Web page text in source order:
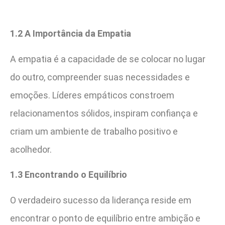
1.2 A Importância da Empatia
A empatia é a capacidade de se colocar no lugar
do outro, compreender suas necessidades e
emoções. Líderes empáticos constroem
relacionamentos sólidos, inspiram confiança e
criam um ambiente de trabalho positivo e
acolhedor.
1.3 Encontrando o Equilíbrio
O verdadeiro sucesso da liderança reside em
encontrar o ponto de equilíbrio entre ambição e